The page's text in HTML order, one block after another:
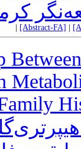
[Abstract-FA]